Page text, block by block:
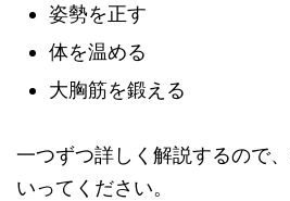
姿勢を正す
体を温める
大胸筋を鍛える
一つずつ詳しく解説するので
いってください。